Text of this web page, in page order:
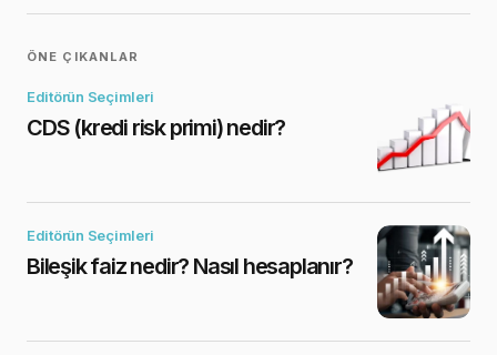
ÖNE ÇIKANLAR
Editörün Seçimleri
CDS (kredi risk primi) nedir?
Editörün Seçimleri
Bileşik faiz nedir? Nasıl hesaplanır?